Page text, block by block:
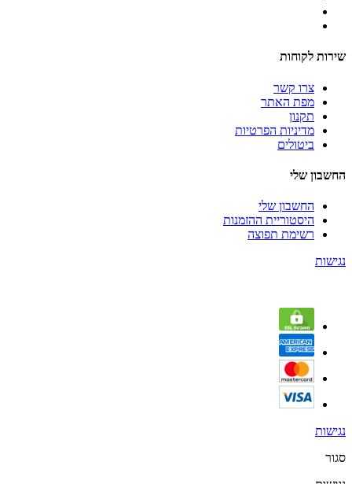
שירות לקוחות
צרו קשר
מפת האתר
תקנון
מדיניות הפרטיות
ביטולים
החשבון שלי
החשבון שלי
היסטוריית ההזמנות
רשימת תפוצה
נגישות
נגישות
סגור